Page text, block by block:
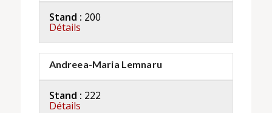
Stand : 200
Détails
Andreea-Maria Lemnaru
Stand : 222
Détails